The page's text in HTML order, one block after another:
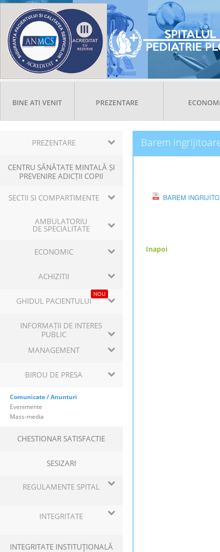
BINE ATI VENIT PREZENTARE
PREZENTARE
CENTRU SĂNĂTATE MINTALĂ ȘI
PREVENIRE ADICȚII COPII
SECTII SI COMPARTIMENTE
AMBULATORIU
DE SPECIALITATE
ECONOMIC
ACHIZITII
GHIDUL PACIENTULUI
NOU
INFORMAȚII DE INTERES
PUBLIC
MANAGEMENT
BIROU DE PRESA
Comunicate / Anunturi
Evenimente
Mass-media
CHESTIONAR SATISFACTIE
SESIZARI
REGULAMENTE SPITAL
INTEGRITATE
INTEGRITATE INSTITUŢIONALĂ
Barem
BAREM
Inapoi